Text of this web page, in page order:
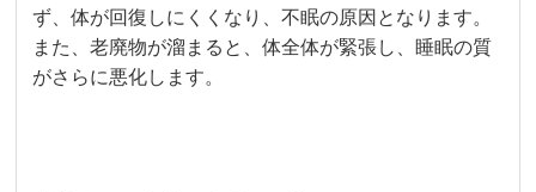
ず、体が回復しにくくなり、不眠の原因となります。
また、老廃物が溜まると、体全体が緊張し、睡眠の質
がさらに悪化します。